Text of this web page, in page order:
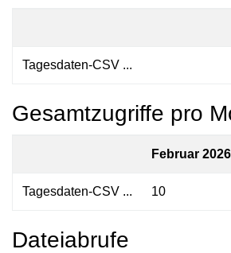
Tagesdaten-CSV ...
Gesamtzugriffe pro
Februar 2026
Tagesdaten-CSV ... 10
Dateiabrufe